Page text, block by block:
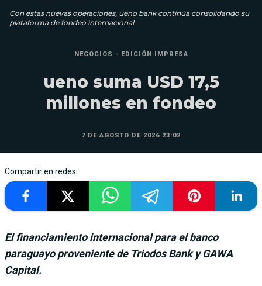
Con estas nuevas operaciones, ueno bank continúa consolidando su
plataforma de fondeo internacional
NEGOCIOS - EDICIÓN IMPRESA
ueno suma USD 17,5
millones en fondeo
7 DE AGOSTO DE 2026 23:02
Compartir en redes
El financiamiento internacional para el banco
paraguayo proveniente de Triodos Bank y GAWA
Capital.